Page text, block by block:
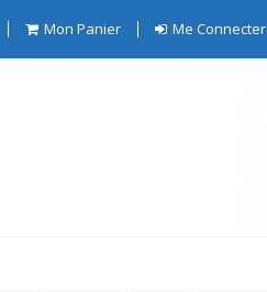
Mon Panier Me Connecter